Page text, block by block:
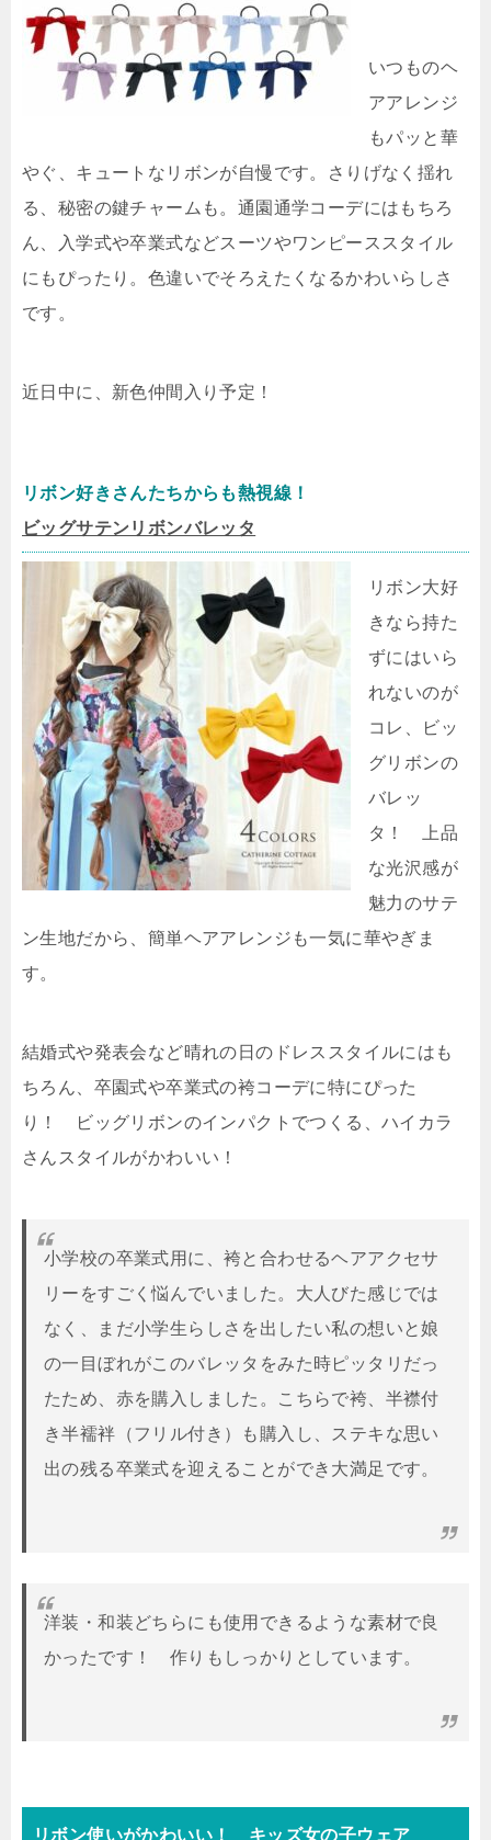
いつものヘ
アアレンジ
もパッと華
やぐ、キュートなリボンが自慢です。さりげなく揺れ
る、秘密の鍵チャームも。通園通学コーデにはもちろ
ん、入学式や卒業式などスーツやワンピーススタイル
にもぴったり。色違いでそろえたくなるかわいらしさ
です。
近日中に、新色仲間入り予定！
リボン好きさんたちからも熱視線！
ビッグサテンリボンバレッタ
リボン大好
きなら持た
ずにはいら
れないのが
コレ、ビッ
グリボンの
バレッ
タ！ 上品
な光沢感が
魅力のサテ
ン生地だから、簡単ヘアアレンジも一気に華やぎま
す。
結婚式や発表会など晴れの日のドレススタイルにはも
ちろん、卒園式や卒業式の袴コーデに特にぴった
り！ ビッグリボンのインパクトでつくる、ハイカラ
さんスタイルがかわいい！
小学校の卒業式用に、袴と合わせるヘアアクセサ
リーをすごく悩んでいました。大人びた感じでは
なく、まだ小学生らしさを出したい私の想いと娘
の一目ぼれがこのバレッタをみた時ピッタリだっ
たため、赤を購入しました。こちらで袴、半襟付
き半襦袢（フリル付き）も購入し、ステキな思い
出の残る卒業式を迎えることができ大満足です。
洋装・和装どちらにも使用できるような素材で良
かったです！ 作りもしっかりとしています。
リボン使いがかわいい！ キッズ女の子ウェア